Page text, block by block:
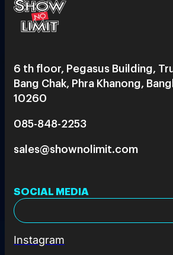
6 th floor, Pegasus Building,
Bang Chak, Phra Khanong,
10260
085-848-2253
sales@shownolimit.com
SOCIAL MEDIA
Instagram